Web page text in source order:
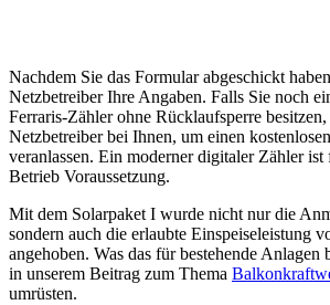
Nachdem Sie das Formular abgeschickt
Netzbetreiber Ihre Angaben. Falls Sie noch
Ferraris-Zähler ohne Rücklaufsperre
Netzbetreiber bei Ihnen, um einen
veranlassen. Ein moderner digitaler Zähler ist
Betrieb Voraussetzung.
Mit dem Solarpaket I wurde nicht nur die
sondern auch die erlaubte Einspeiseleistung
angehoben. Was das für bestehende Anlagen
in unserem Beitrag zum Thema
umrüsten.